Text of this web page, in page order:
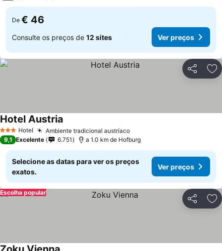
De € 46
Consulte os preços de 12 sites Ver preços
Partilhar
3 EstrelasHotel Ambiente tradicional austríaco
Hotel Austria
9,1 Excelente 6.751 a 1.0 km de Hofburg
Selecione as datas para ver os preços
exatos.
Ver preços
Partilhar
Escolha popular